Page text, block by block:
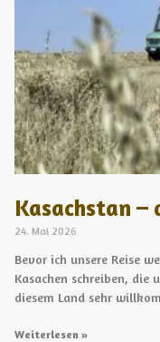
Kasachstan –
24. Mai 2026
Bevor ich unsere Reise
Kasachen schreiben, die
diesem Land sehr
Weiterlesen »